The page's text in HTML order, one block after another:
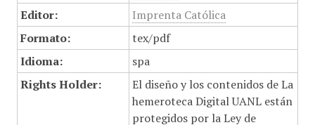
Editor:
Imprenta Católica
Formato:
tex/pdf
Idioma:
spa
Rights Holder:
El diseño y los contenidos de La
hemeroteca Digital UANL están
protegidos por la Ley de